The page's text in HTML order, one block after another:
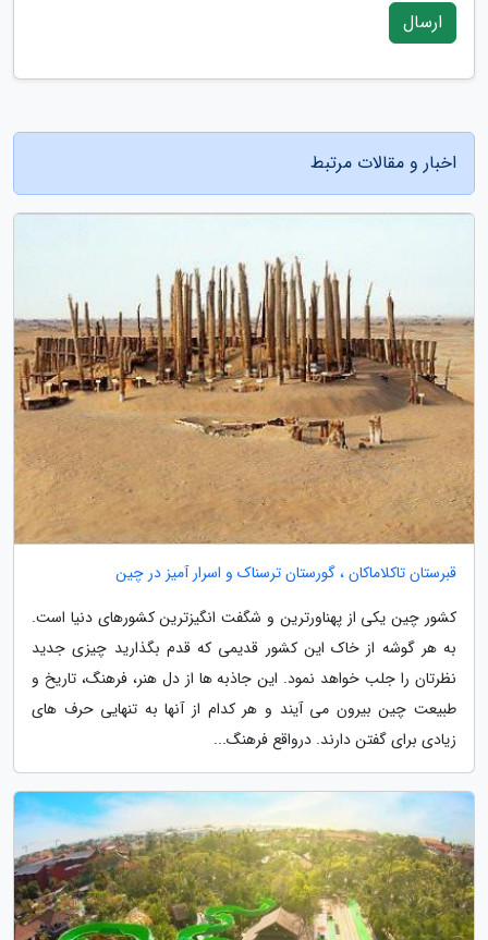
ارسال
اخبار و مقالات مرتبط
قبرستان تاکلاماکان ، گورستان ترسناک و اسرار آمیز در چین
کشور چین یکی از پهناورترین و شگفت انگیزترین کشورهای دنیا است.
به هر گوشه از خاک این کشور قدیمی که قدم بگذارید چیزی جدید
نظرتان را جلب خواهد نمود. این جاذبه ها از دل هنر، فرهنگ، تاریخ و
طبیعت چین بیرون می آیند و هر کدام از آنها به تنهایی حرف های
زیادی برای گفتن دارند. درواقع فرهنگ...